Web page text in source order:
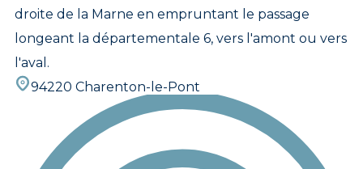
droite de la Marne en empruntant le passage
longeant la départementale 6, vers l'amont ou vers
l'aval.
94220 Charenton-le-Pont